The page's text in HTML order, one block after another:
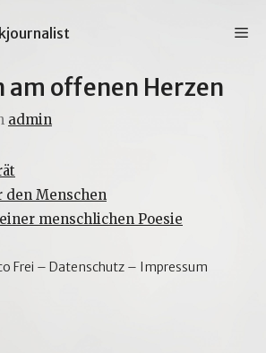
am offenen Herzen
admin
Menschen
menschlichen Poesie
Frei – Datenschutz– Impressum